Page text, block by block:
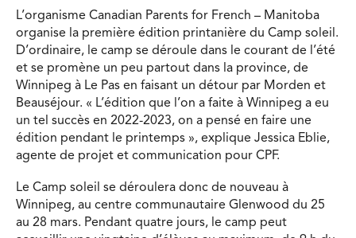
L’organisme Canadian Parents for French – Manitoba
organise la première édition printanière du Camp soleil.
D’ordinaire, le camp se déroule dans le courant de l’été
et se promène un peu partout dans la province, de
Winnipeg à Le Pas en faisant un détour par Morden et
Beauséjour. « L’édition que l’on a faite à Winnipeg a eu
un tel succès en 2022-2023, on a pensé en faire une
édition pendant le printemps », explique Jessica Eblie,
agente de projet et communication pour CPF.
Le Camp soleil se déroulera donc de nouveau à
Winnipeg, au centre communautaire Glenwood du 25
au 28 mars. Pendant quatre jours, le camp peut